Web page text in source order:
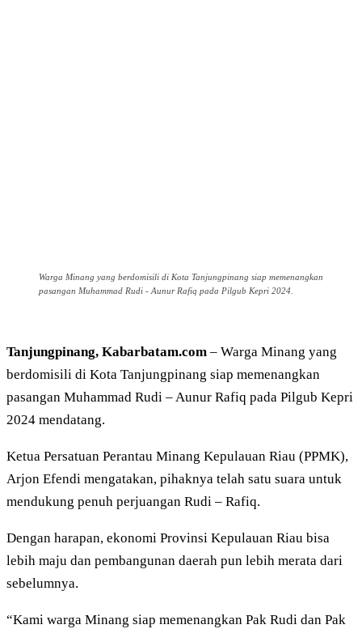
Warga Minang yang berdomisili di Kota Tanjungpinang siap memenangkan
pasangan Muhammad Rudi - Aunur Rafiq pada Pilgub Kepri 2024.
Tanjungpinang, Kabarbatam.com – Warga Minang yang
berdomisili di Kota Tanjungpinang siap memenangkan
pasangan Muhammad Rudi – Aunur Rafiq pada Pilgub Kepri
2024 mendatang.
Ketua Persatuan Perantau Minang Kepulauan Riau (PPMK),
Arjon Efendi mengatakan, pihaknya telah satu suara untuk
mendukung penuh perjuangan Rudi – Rafiq.
Dengan harapan, ekonomi Provinsi Kepulauan Riau bisa
lebih maju dan pembangunan daerah pun lebih merata dari
sebelumnya.
“Kami warga Minang siap memenangkan Pak Rudi dan Pak